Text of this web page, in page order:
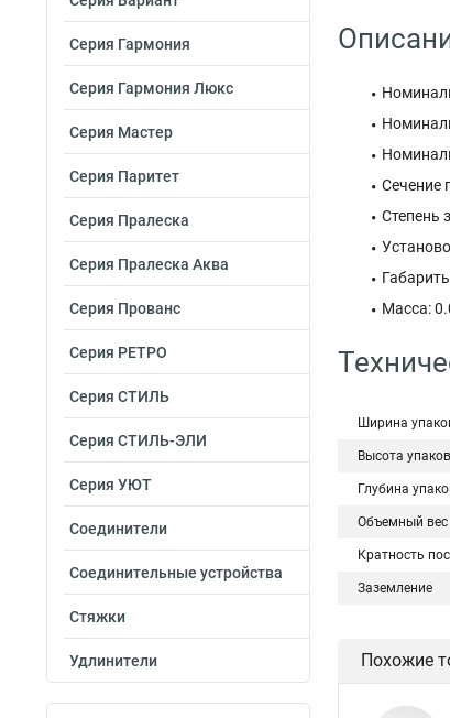
Серия Гармония
Серия Гармония Люкс
Серия Мастер
Серия Паритет
Серия Пралеска
Серия Пралеска Аква
Серия Прованс
Серия РЕТРО
Серия СТИЛЬ
Серия СТИЛЬ-ЭЛИ
Серия УЮТ
Соединители
Соединительные устройства
Стяжки
Удлинители
Сечение
Степень
Масса:
Ширина
Высота
Глубина
Объемный вес
Кратность
Заземление
Похожие